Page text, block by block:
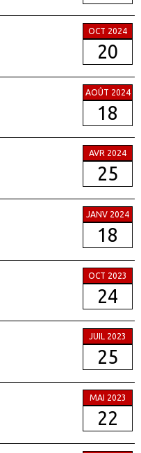
OCT 2024
20
AOÛT 2024
18
AVR 2024
25
JANV 2024
18
OCT 2023
24
JUIL 2023
25
MAI 2023
22